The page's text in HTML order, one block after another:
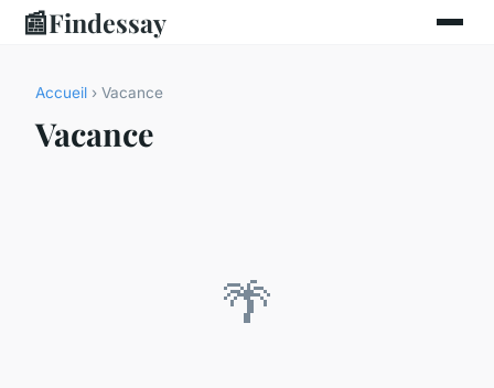
📰Findessay
Accueil › Vacance
Vacance
🌴